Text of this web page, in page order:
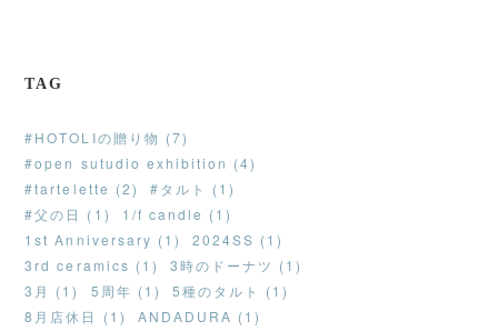
TAG
#HOTOLIの贈り物 (7)
#open sutudio exhibition (4)
#tartelette (2)
#タルト (1)
#父の日 (1)
1/f candle (1)
1st Anniversary (1)
2024SS (1)
3rd ceramics (1)
3時のドーナツ (1)
3月 (1)
5周年 (1)
5種のタルト (1)
8月店休日 (1)
ANDADURA (1)